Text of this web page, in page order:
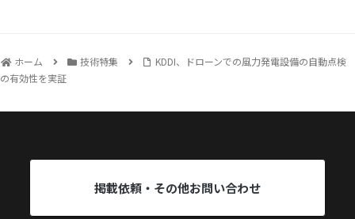
ホーム 技術特集
KDDI、ドローンでの風力発電設備の自動点検
の有効性を実証
掲載依頼・その他お問い合わせ